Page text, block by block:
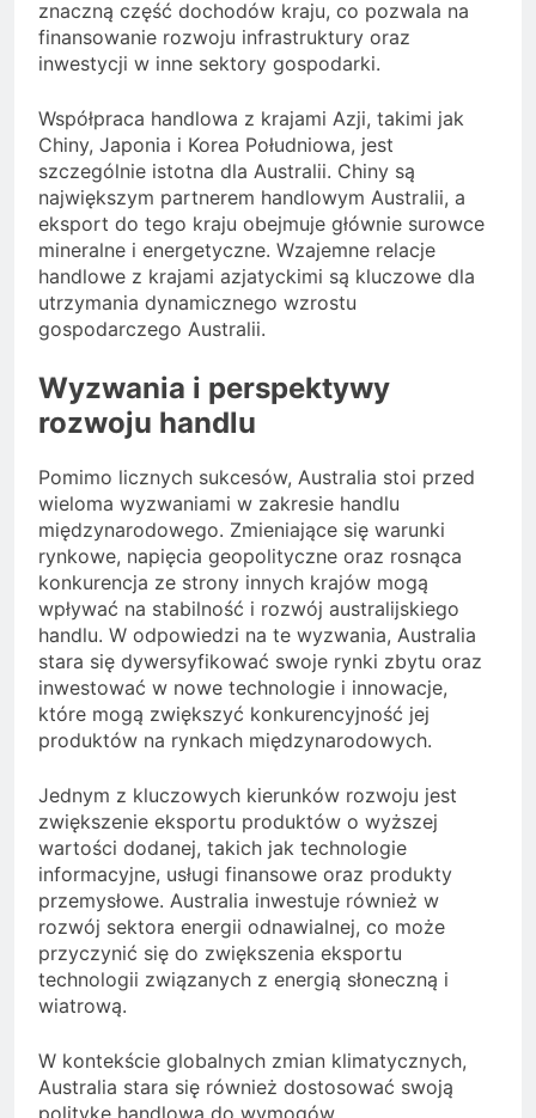
znaczną część dochodów kraju, co pozwala na
finansowanie rozwoju infrastruktury oraz
inwestycji w inne sektory gospodarki.
Współpraca handlowa z krajami Azji, takimi jak
Chiny, Japonia i Korea Południowa, jest
szczególnie istotna dla Australii. Chiny są
największym partnerem handlowym Australii, a
eksport do tego kraju obejmuje głównie surowce
mineralne i energetyczne. Wzajemne relacje
handlowe z krajami azjatyckimi są kluczowe dla
utrzymania dynamicznego wzrostu
gospodarczego Australii.
Wyzwania i perspektywy
rozwoju handlu
Pomimo licznych sukcesów, Australia stoi przed
wieloma wyzwaniami w zakresie handlu
międzynarodowego. Zmieniające się warunki
rynkowe, napięcia geopolityczne oraz rosnąca
konkurencja ze strony innych krajów mogą
wpływać na stabilność i rozwój australijskiego
handlu. W odpowiedzi na te wyzwania, Australia
stara się dywersyfikować swoje rynki zbytu oraz
inwestować w nowe technologie i innowacje,
które mogą zwiększyć konkurencyjność jej
produktów na rynkach międzynarodowych.
Jednym z kluczowych kierunków rozwoju jest
zwiększenie eksportu produktów o wyższej
wartości dodanej, takich jak technologie
informacyjne, usługi finansowe oraz produkty
przemysłowe. Australia inwestuje również w
rozwój sektora energii odnawialnej, co może
przyczynić się do zwiększenia eksportu
technologii związanych z energią słoneczną i
wiatrową.
W kontekście globalnych zmian klimatycznych,
Australia stara się również dostosować swoją
politykę handlową do wymogów